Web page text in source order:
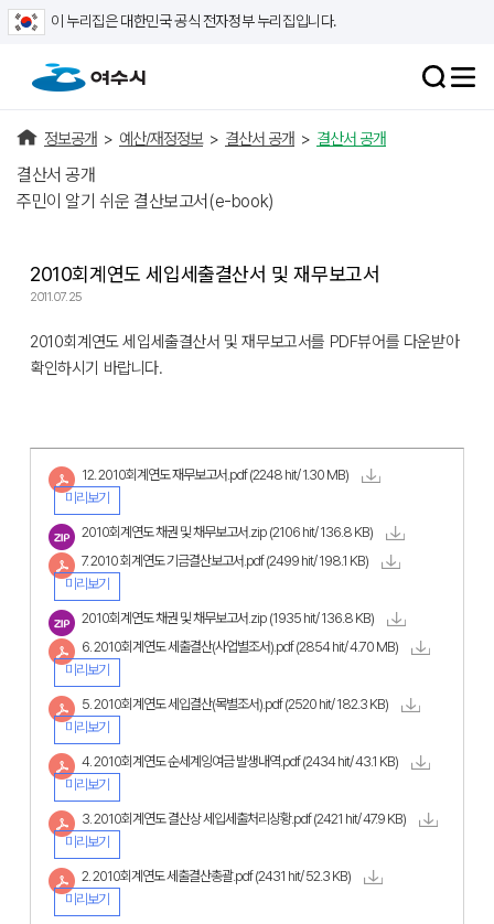
이 누리집은 대한민국 공식 전자정부 누리집입니다.
정보공개 > 예산/재정정보 > 결산서 공개 > 결산서 공개
결산서 공개
주민이 알기 쉬운 결산보고서(e-book)
2010회계연도 세입세출결산서 및 재무보고서
2011.07.25
2010회계연도 세입세출결산서 및 재무보고서를 PDF뷰어를 다운받아
확인하시기 바랍니다.
12. 2010회계연도 재무보고서.pdf (2248 hit/ 1.30 MB)
미리보기
2010회계연도 채권 및 채무보고서.zip (2106 hit/ 136.8 KB)
7. 2010 회계연도 기금결산보고서.pdf (2499 hit/ 198.1 KB)
미리보기
2010회계연도 채권 및 채무보고서.zip (1935 hit/ 136.8 KB)
6. 2010회계연도 세출결산(사업별조서).pdf (2854 hit/ 4.70 MB)
미리보기
5. 2010회계연도 세입결산(목별조서).pdf (2520 hit/ 182.3 KB)
미리보기
4. 2010회계연도 순세계잉여금 발생내역.pdf (2434 hit/ 43.1 KB)
미리보기
3. 2010회계연도 결산상 세입세출처리상황.pdf (2421 hit/ 47.9 KB)
미리보기
2. 2010회계연도 세출결산총괄.pdf (2431 hit/ 52.3 KB)
미리보기